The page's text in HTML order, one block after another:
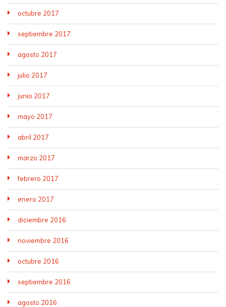
octubre 2017
septiembre 2017
agosto 2017
julio 2017
junio 2017
mayo 2017
abril 2017
marzo 2017
febrero 2017
enero 2017
diciembre 2016
noviembre 2016
octubre 2016
septiembre 2016
agosto 2016